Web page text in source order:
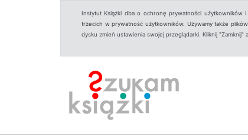
Instytut Książki dba o ochronę prywatności użytkowników
trzecich w prywatność użytkowników. Używamy także
dysku zmień ustawienia swojej przeglądarki. Kliknij "Zamknij"